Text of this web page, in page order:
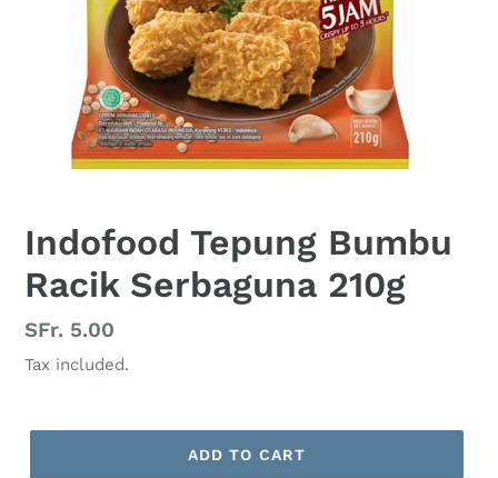
Indofood Tepung Bumbu
Racik Serbaguna 210g
Regular
price
SFr. 5.00
Tax included.
ADD TO CART